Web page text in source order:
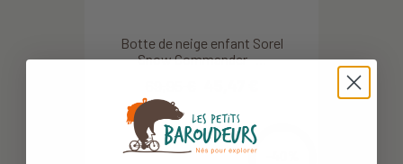
Botte de neige enfant Sorel
Snow Commander -...